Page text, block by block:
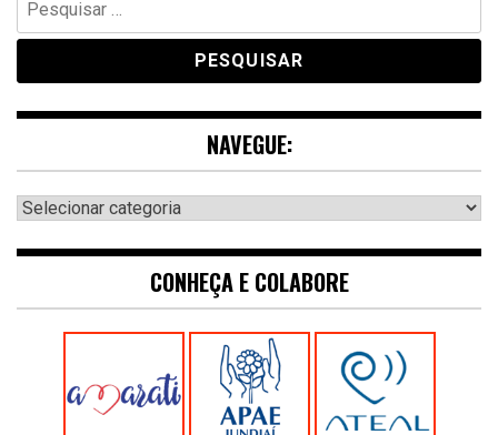
por:
NAVEGUE:
Navegue:
CONHEÇA E COLABORE